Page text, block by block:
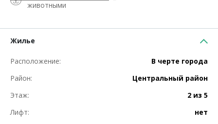
животными
Жилье
Расположение:
В черте города
Район:
Центральный район
Этаж:
2 из 5
Лифт:
нет